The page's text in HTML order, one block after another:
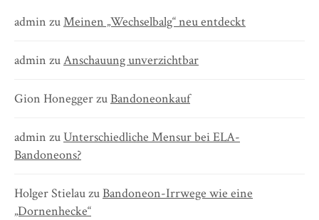
admin zuMeinen „Wechselbalg“ neu entdeckt
admin zuAnschauung unverzichtbar
Gion HoneggerzuBandoneonkauf
admin zuUnterschiedliche Mensur bei ELA-
Bandoneons?
Holger StielauzuBandoneon-Irrwege wie eine
„Dornenhecke“